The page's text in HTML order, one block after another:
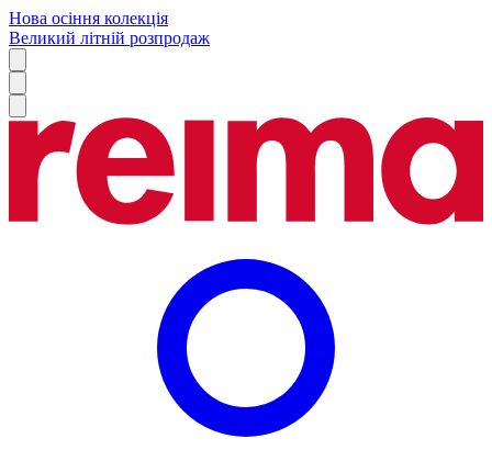
Нова осіння колекція
Великий літній розпродаж